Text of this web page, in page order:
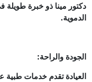
دكتور مينا ذو خبرة طويلة
الدموية.
الجودة والراحة:
العيادة تقدم خدمات طبية